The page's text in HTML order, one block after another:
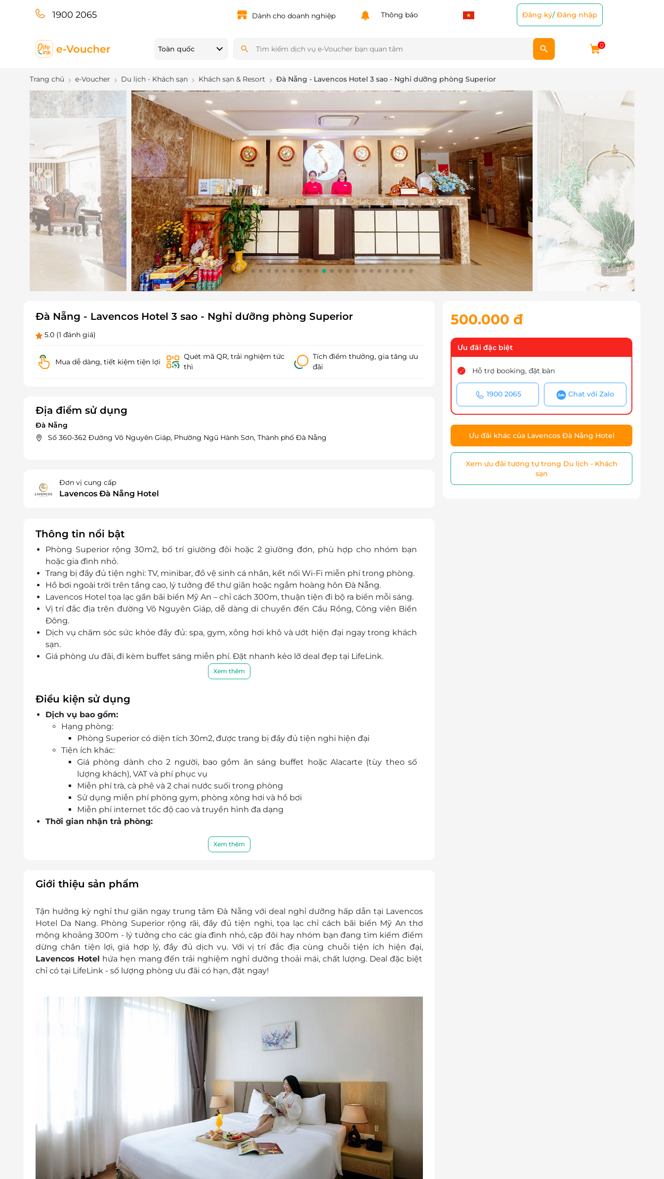
1900 2065 Dành cho doanh nghiệp Thông báo Đăng ký/Đăng nhập
Toàn quốc 0
Trang chủ e-Voucher Du lịch - Khách sạn Khách sạn & Resort Đà Nẵng - Lavencos Hotel 3 sao - Nghỉ dưỡng phòng Superior
10/21
Đà Nẵng - Lavencos Hotel 3 sao - Nghỉ dưỡng phòng Superior
5.0 (1 đánh giá)
Mua dễ dàng, tiết kiệm tiện lợi
Quét mã QR, trải nghiệm tức
thì
Tích điểm thưởng, gia tăng ưu
đãi
Địa điểm sử dụng
Đà Nẵng
Số 360-362 Đường Võ Nguyên Giáp, Phường Ngũ Hành Sơn, Thành phố Đà Nẵng
Đơn vị cung cấp
Lavencos Đà Nẵng Hotel
Thông tin nổi bật
Phòng Superior rộng 30m2, bố trí giường đôi hoặc 2 giường đơn, phù hợp cho nhóm bạn
hoặc gia đình nhỏ.
Trang bị đầy đủ tiện nghi: TV, minibar, đồ vệ sinh cá nhân, kết nối Wi-Fi miễn phí trong phòng.
Hồ bơi ngoài trời trên tầng cao, lý tưởng để thư giãn hoặc ngắm hoàng hôn Đà Nẵng.
Lavencos Hotel tọa lạc gần bãi biển Mỹ An – chỉ cách 300m, thuận tiện đi bộ ra biển mỗi sáng.
Vị trí đắc địa trên đường Võ Nguyên Giáp, dễ dàng di chuyển đến Cầu Rồng, Công viên Biển
Đông.
Dịch vụ chăm sóc sức khỏe đầy đủ: spa, gym, xông hơi khô và ướt hiện đại ngay trong khách
sạn.
Giá phòng ưu đãi, đi kèm buffet sáng miễn phí. Đặt nhanh kẻo lỡ deal đẹp tại LifeLink.
Đặt phòng dễ dàng, xác nhận ngay, hỗ trợ 24/7 từ đội ngũ chuyên nghiệp của LifeLink.
Xem thêm
Điều kiện sử dụng
Dịch vụ bao gồm:
Hạng phòng:
Phòng Superior có diện tích 30m2, được trang bị đầy đủ tiện nghi hiện đại
Tiện ích khác:
Giá phòng dành cho 2 người, bao gồm ăn sáng buffet hoặc Alacarte (tùy theo số
lượng khách), VAT và phí phục vụ
Miễn phí trà, cà phê và 2 chai nước suối trong phòng
Sử dụng miễn phí phòng gym, phòng xông hơi và hồ bơi
Miễn phí internet tốc độ cao và truyền hình đa dạng
Thời gian nhận trả phòng:
Điều kiện đặt & nhận phòng:
Hotline đặt phòng & tư vấn (9h - 20h): 1900 2065
Khách cần liên hệ để kiểm tra tình trạng phòng trống trước khi mua voucher
Lưu ý:
Trẻ dưới 6 tuổi được miễn phí
Trẻ từ 6 đến 11 tuổi phụ thu 100.000vnđ/đêm
Trẻ từ 12 tuổi trở lên tính như người lớn, phụ thu 150.000vnđ/đêm đã bao gồm các dịch vụ
kèm theo
Phụ thu 150.000vnđ/phòng/đêm đối với thời gian cao điểm từ 29/4 đến 5/9
Phụ thu áp dụng trong các dịp Lễ, Tết:
Tết Dương lịch: 31/12 (1 đêm)
Tết Nguyên Đán (theo lịch dương): 09/02 - 13/02 (5 đêm)
Lễ Quốc khánh: 02/09 (1 đêm)
Lễ Pháo Hoa: 31/5, 7/6, 14/6, 21/6, 28/6, 12/7
Văn phòng HCM: 028.6680 8757
Điều kiện khác:
Áp dụng 01 e-Voucher/e-Coupon cho 02 khách
Một khách hàng được mua nhiều e-Voucher/e-Coupon
e-Voucher/e-Coupon không có giá trị quy đổi thành tiền mặt, không trả lại tiền thừa
Không áp dụng đồng thời với chương trình khuyến mại khác
Xem thêm
Giới thiệu sản phẩm
Tận hưởng kỳ nghỉ thư giãn ngay trung tâm Đà Nẵng với deal nghỉ dưỡng hấp dẫn tại Lavencos
Hotel Da Nang. Phòng Superior rộng rãi, đầy đủ tiện nghi, tọa lạc chỉ cách bãi biển Mỹ An thơ
mộng khoảng 300m - lý tưởng cho các gia đình nhỏ, cặp đôi hay nhóm bạn đang tìm kiếm điểm
dừng chân tiện lợi, giá hợp lý, đầy đủ dịch vụ. Với vị trí đắc địa cùng chuỗi tiện ích hiện đại,
Lavencos Hotel hứa hẹn mang đến trải nghiệm nghỉ dưỡng thoải mái, chất lượng. Deal đặc biệt
chỉ có tại LifeLink - số lượng phòng ưu đãi có hạn, đặt ngay!
500.000 đ
Ưu đãi đặc biệt
Hỗ trợ booking, đặt bàn
1900 2065 Chat với Zalo
Ưu đãi khác của Lavencos Đà Nẵng Hotel
Xem ưu đãi tương tự trong Du lịch - Khách
sạn